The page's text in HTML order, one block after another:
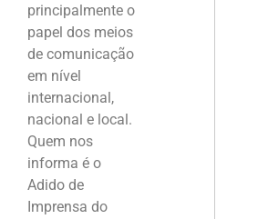
principalmente o
papel dos meios
de comunicação
em nível
internacional,
nacional e local.
Quem nos
informa é o
Adido de
Imprensa do